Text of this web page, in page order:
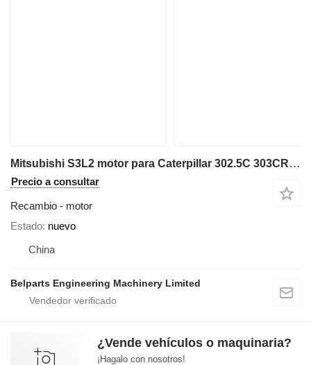
Mitsubishi S3L2 motor para Caterpillar 302.5C 303CR 303SR miniexcavadora
Precio a consultar
Recambio - motor
Estado nuevo
China
Belparts Engineering Machinery Limited
¿Vende vehículos o maquinaria?
¡Hagalo con nosotros!